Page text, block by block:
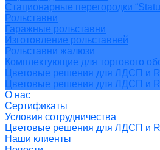
Стационарные перегородки
Рольставни
Гаражные рольставни
Изготовление рольставней
Рольставни жалюзи
Комплектующие для торгового
Цветовые решения для ЛДСП и
Цветовые решения для ЛДСП и
О нас
Сертификаты
Условия сотрудничества
Цветовые решения для ЛДСП и
Наши клиенты